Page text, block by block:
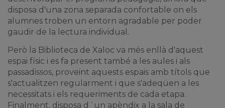
disposa d'una zona separada confortable on els
alumnes troben un entorn agradable per poder
gaudir de la lectura individual.
Però la Biblioteca de Xaloc va més enllà d'aquest
espai físic i es fa present també a les aules i als
passadissos, proveint aquests espais amb títols que
s'actualitzen regularment i que s'adeqüen a les
necessitats i els requeriments de cada etapa.
Finalment, disposa d´un apèndix a la sala de